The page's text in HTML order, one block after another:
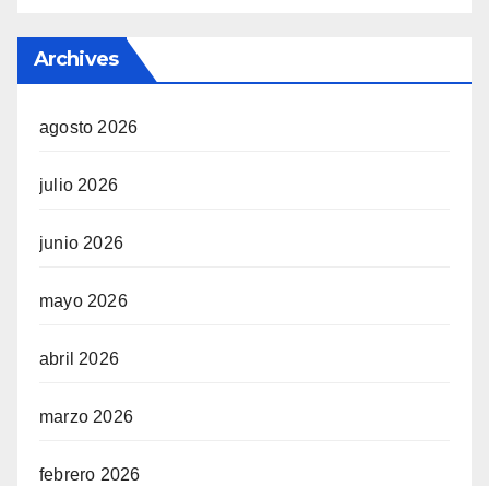
Archives
agosto 2026
julio 2026
junio 2026
mayo 2026
abril 2026
marzo 2026
febrero 2026